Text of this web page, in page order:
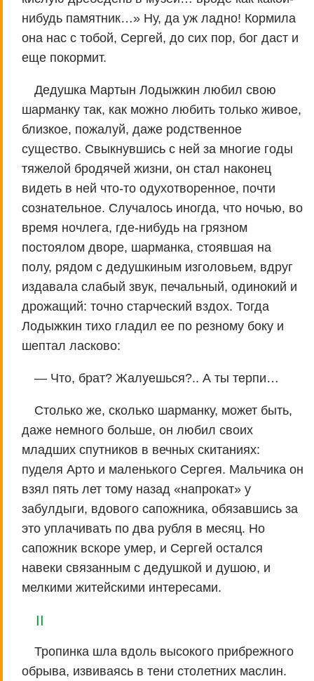
нибудь памятник…» Ну, да уж ладно! Кормила
она нас с тобой, Сергей, до сих пор, бог даст и
еще покормит.
Дедушка Мартын Лодыжкин любил свою
шарманку так, как можно любить только живое,
близкое, пожалуй, даже родственное
существо. Свыкнувшись с ней за многие годы
тяжелой бродячей жизни, он стал наконец
видеть в ней что-то одухотворенное, почти
сознательное. Случалось иногда, что ночью, во
время ночлега, где-нибудь на грязном
постоялом дворе, шарманка, стоявшая на
полу, рядом с дедушкиным изголовьем, вдруг
издавала слабый звук, печальный, одинокий и
дрожащий: точно старческий вздох. Тогда
Лодыжкин тихо гладил ее по резному боку и
шептал ласково:
— Что, брат? Жалуешься?.. А ты терпи…
Столько же, сколько шарманку, может быть,
даже немного больше, он любил своих
младших спутников в вечных скитаниях:
пуделя Арто и маленького Сергея. Мальчика он
взял пять лет тому назад «напрокат» у
забулдыги, вдового сапожника, обязавшись за
это уплачивать по два рубля в месяц. Но
сапожник вскоре умер, и Сергей остался
навеки связанным с дедушкой и душою, и
мелкими житейскими интересами.
II
Тропинка шла вдоль высокого прибрежного
обрыва, извиваясь в тени столетних маслин.